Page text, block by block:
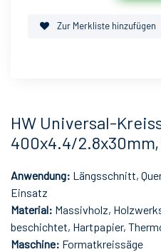
Zur Merkliste hinzufügen
HW Universal-
400x4.4/2.8x30mm,
Anwendung: Längsschnitt,
Einsatz
Material: Massivholz,
beschichtet, Hartpapier,
Maschine: Formatkreissäge